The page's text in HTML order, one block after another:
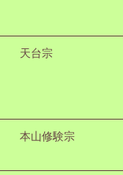
天台宗
本山修験宗